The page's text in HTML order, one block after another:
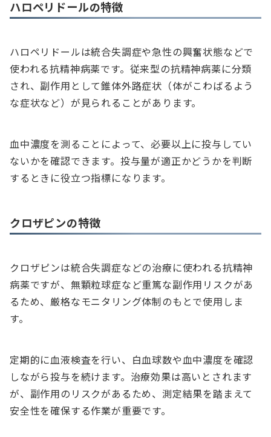
ハロペリドールの特徴
ハロペリドールは統合失調症や急性の興奮状態などで
使われる抗精神病薬です。従来型の抗精神病薬に分類
され、副作用として錐体外路症状（体がこわばるよう
な症状など）が見られることがあります。
血中濃度を測ることによって、必要以上に投与してい
ないかを確認できます。投与量が適正かどうかを判断
するときに役立つ指標になります。
クロザピンの特徴
クロザピンは統合失調症などの治療に使われる抗精神
病薬ですが、無顆粒球症など重篤な副作用リスクがあ
るため、厳格なモニタリング体制のもとで使用しま
す。
定期的に血液検査を行い、白血球数や血中濃度を確認
しながら投与を続けます。治療効果は高いとされます
が、副作用のリスクがあるため、測定結果を踏まえて
安全性を確保する作業が重要です。